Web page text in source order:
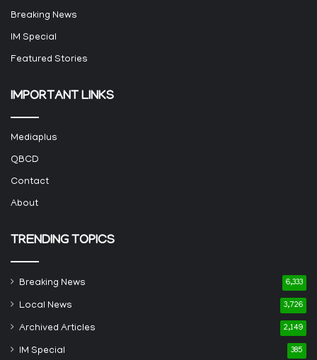
Breaking News
IM Special
Featured Stories
IMPORTANT LINKS
Mediaplus
QBCD
Contact
About
TRENDING TOPICS
Breaking News 6,333
Local News 3,726
Archived Articles 2,149
IM Special 385